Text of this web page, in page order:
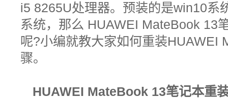
i5 8265U处理器。预装的是win10系
系统，那么 HUAWEI MateBook 13
呢?小编就教大家如何重装HUAWEI
骤。
HUAWEI MateBook 13笔记本重